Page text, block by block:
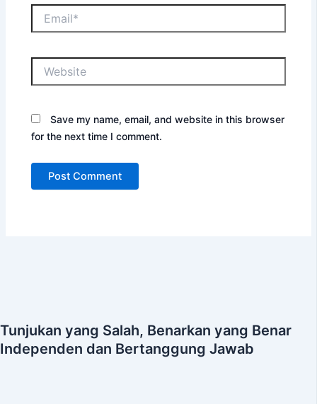
Save my name, email, and website in this browser
for the next time I comment.
Tunjukan yang Salah, Benarkan yang Benar
Independen dan Bertanggung Jawab